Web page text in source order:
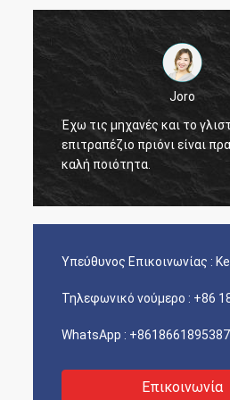
και το γλιστρώντας
πριόνι είναι πραγματικά
Υπεύθυνος Επικοινωνίας :
Τηλεφωνικό νούμερο : +86
WhatsApp : +8618661895387
Επικοινωνία